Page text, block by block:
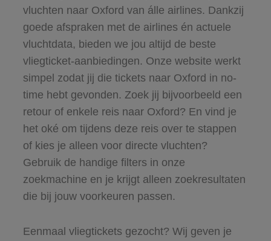
vluchten naar Oxford van álle airlines. Dankzij
goede afspraken met de airlines én actuele
vluchtdata, bieden we jou altijd de beste
vliegticket-aanbiedingen. Onze website werkt
simpel zodat jij die tickets naar Oxford in no-
time hebt gevonden. Zoek jij bijvoorbeeld een
retour of enkele reis naar Oxford? En vind je
het oké om tijdens deze reis over te stappen
of kies je alleen voor directe vluchten?
Gebruik de handige filters in onze
zoekmachine en je krijgt alleen zoekresultaten
die bij jouw voorkeuren passen.
Eenmaal vliegtickets gezocht? Wij geven je